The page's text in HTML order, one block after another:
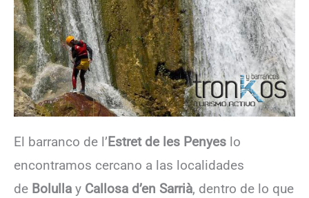
El barranco de l’Estret de les Penyes lo
encontramos cercano a las localidades
de Bolulla y Callosa d’en Sarrià, dentro de lo que